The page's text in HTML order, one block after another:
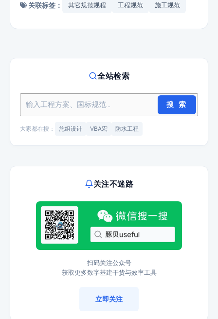
关联标签： 其它规范规程 工程规范 施工规范
全站检索
搜 索
大家都在搜： 施组设计 VBA宏 防水工程
关注不迷路
扫码关注公众号
获取更多数字基建干货与效率工具
立即关注